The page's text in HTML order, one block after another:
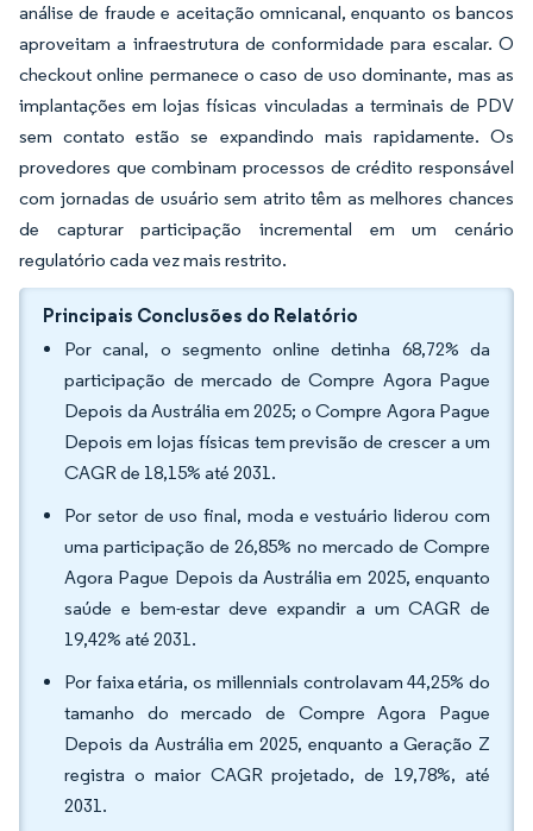
análise de fraude e aceitação omnicanal, enquanto os bancos
aproveitam a infraestrutura de conformidade para escalar. O
checkout online permanece o caso de uso dominante, mas as
implantações em lojas físicas vinculadas a terminais de PDV
sem contato estão se expandindo mais rapidamente. Os
provedores que combinam processos de crédito responsável
com jornadas de usuário sem atrito têm as melhores chances
de capturar participação incremental em um cenário
regulatório cada vez mais restrito.
Principais Conclusões do Relatório
Por canal, o segmento online detinha 68,72% da
participação de mercado de Compre Agora Pague
Depois da Austrália em 2025; o Compre Agora Pague
Depois em lojas físicas tem previsão de crescer a um
CAGR de 18,15% até 2031.
Por setor de uso final, moda e vestuário liderou com
uma participação de 26,85% no mercado de Compre
Agora Pague Depois da Austrália em 2025, enquanto
saúde e bem-estar deve expandir a um CAGR de
19,42% até 2031.
Por faixa etária, os millennials controlavam 44,25% do
tamanho do mercado de Compre Agora Pague
Depois da Austrália em 2025, enquanto a Geração Z
registra o maior CAGR projetado, de 19,78%, até
2031.